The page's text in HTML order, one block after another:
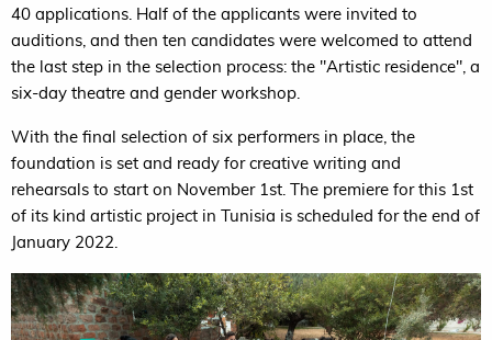
40 applications. Half of the applicants were invited to
auditions, and then ten candidates were welcomed to attend
the last step in the selection process: the "Artistic residence", a
six-day theatre and gender workshop.
With the final selection of six performers in place, the
foundation is set and ready for creative writing and
rehearsals to start on November 1st. The premiere for this 1st
of its kind artistic project in Tunisia is scheduled for the end of
January 2022.